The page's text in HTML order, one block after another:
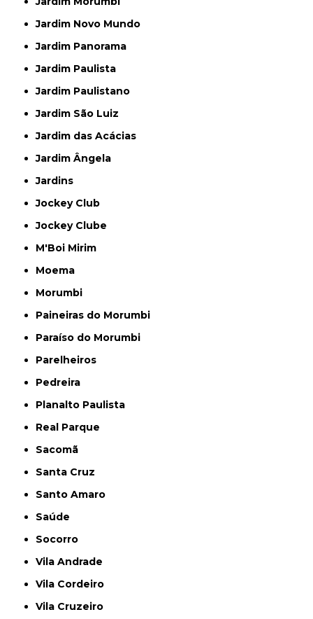
Jardim Novo Mundo
Jardim Panorama
Jardim Paulista
Jardim Paulistano
Jardim São Luiz
Jardim das Acácias
Jardim Ângela
Jardins
Jockey Club
Jockey Clube
M'Boi Mirim
Moema
Morumbi
Paineiras do Morumbi
Paraíso do Morumbi
Parelheiros
Pedreira
Planalto Paulista
Real Parque
Sacomã
Santa Cruz
Santo Amaro
Saúde
Socorro
Vila Andrade
Vila Cordeiro
Vila Cruzeiro